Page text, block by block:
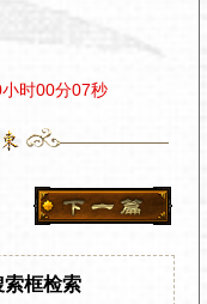
时00分08秒
索框检索